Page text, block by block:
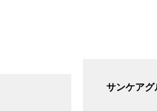
サンケア